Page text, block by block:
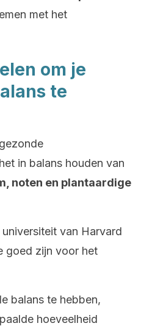
met het
om je
te
in balans houden van
noten en plantaardige
van Harvard
goed zijn voor het
balans te hebben,
hoeveelheid